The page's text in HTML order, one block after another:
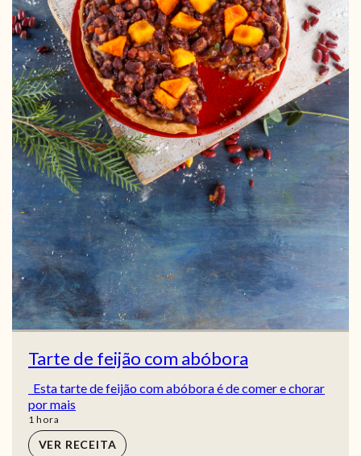
Tarte de feijão com abóbora
Esta tarte de feijão com abóbora é de comer e chorar
por mais
1 hora
hora
VER RECEITA